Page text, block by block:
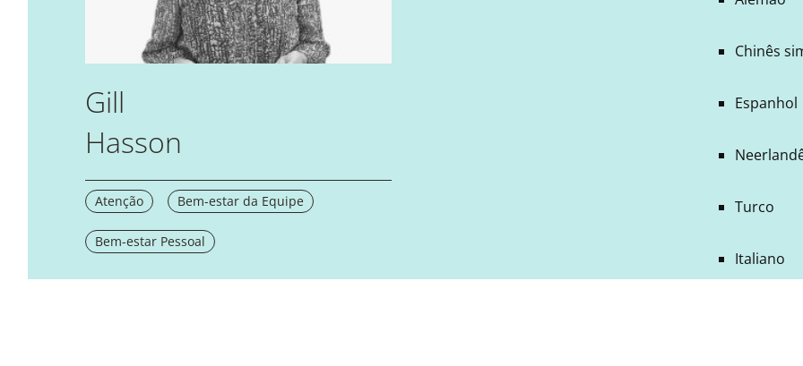
Gill
Hasson
Atenção Bem-estar da Equipe
Bem-estar Pessoal
Chinês
Espanhol
Turco
Italiano